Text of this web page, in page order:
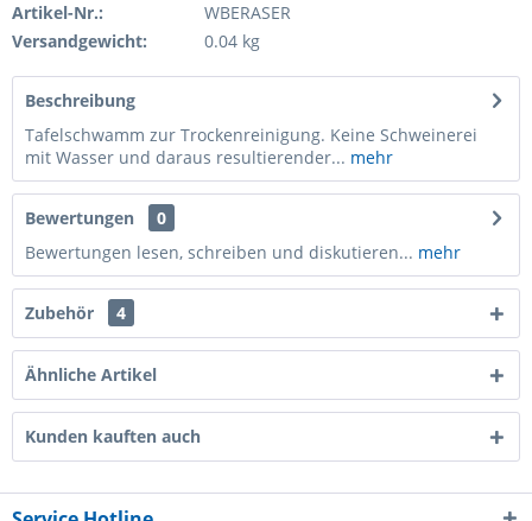
Artikel-Nr.:
WBERASER
Versandgewicht:
0.04 kg
Beschreibung
Tafelschwamm zur Trockenreinigung. Keine Schweinerei
mit Wasser und daraus resultierender... mehr
Bewertungen
0
Bewertungen lesen, schreiben und diskutieren... mehr
Zubehör 4
Ähnliche Artikel
Kunden kauften auch